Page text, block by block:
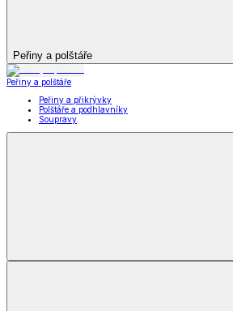
Peřiny a polštáře
Peřiny a polštáře
Peřiny a přikrývky
Polštáře a podhlavníky
Soupravy